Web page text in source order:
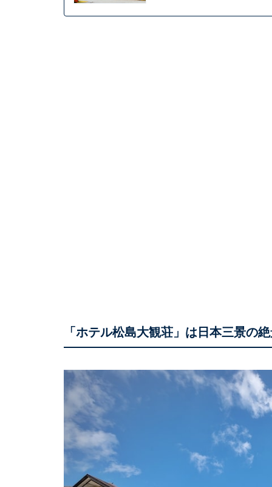
「ホテル松島大観荘」は日本三景の